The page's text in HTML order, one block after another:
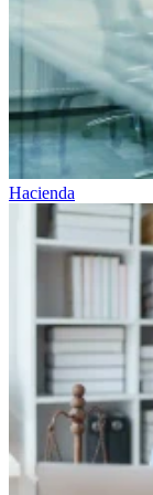
Hacienda